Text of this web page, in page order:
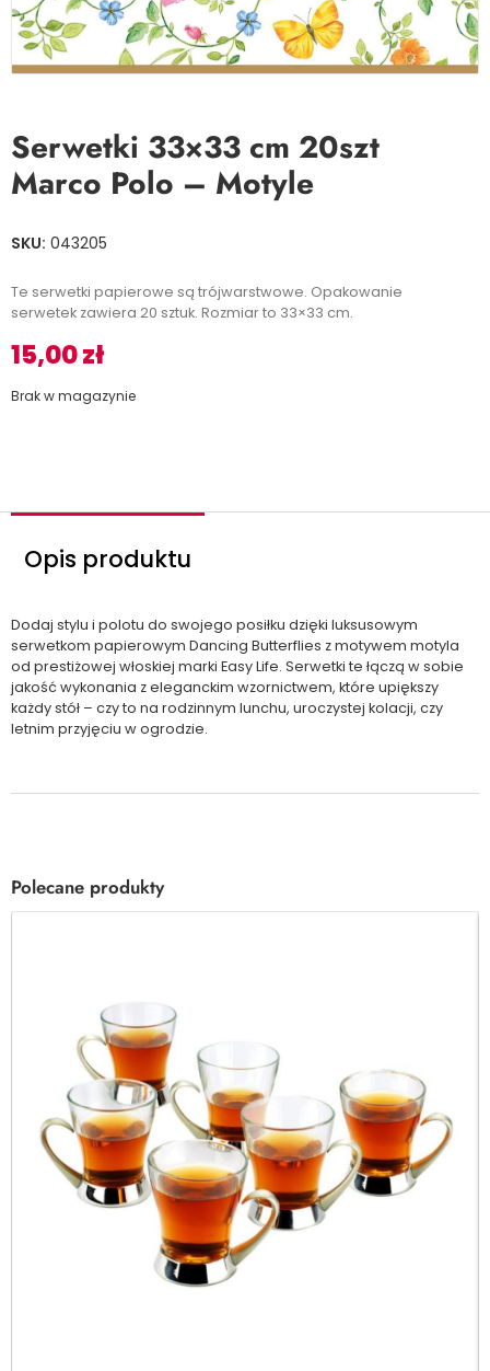
Serwetki 33×33 cm 20szt
Marco Polo – Motyle
SKU: 043205
Te serwetki papierowe są trójwarstwowe. Opakowanie
serwetek zawiera 20 sztuk. Rozmiar to 33×33 cm.
15,00zł
Brak w magazynie
Opis produktu
Dodaj stylu i polotu do swojego posiłku dzięki luksusowym
serwetkom papierowym Dancing Butterflies z motywem motyla
od prestiżowej włoskiej marki Easy Life. Serwetki te łączą w sobie
jakość wykonania z eleganckim wzornictwem, które upiększy
każdy stół – czy to na rodzinnym lunchu, uroczystej kolacji, czy
letnim przyjęciu w ogrodzie.
Polecane produkty